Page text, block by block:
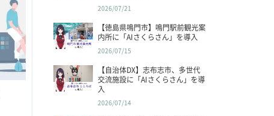
2026/07/21
【徳島県鳴門市】鳴門駅前観光案
内所に「AIさくらさん」を導入
2026/07/15
【自治体DX】志布志市、多世代
交流施設に「AIさくらさん」を導
入
2026/07/14